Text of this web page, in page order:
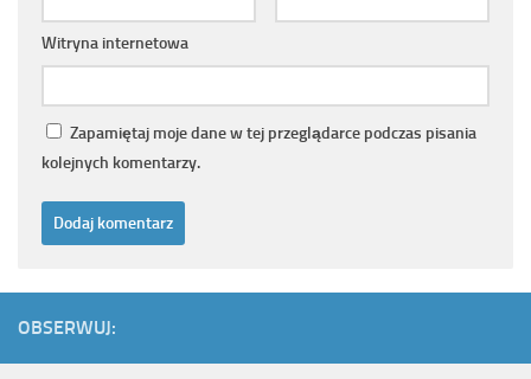
Witryna internetowa
Zapamiętaj moje dane w tej przeglądarce podczas pisania
kolejnych komentarzy.
OBSERWUJ: